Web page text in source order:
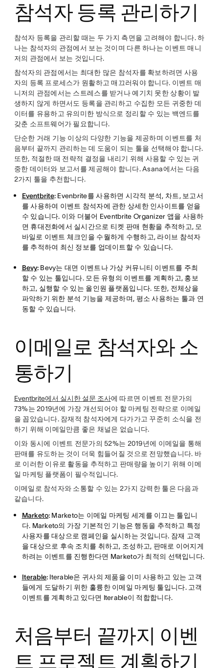
참석자 등록 관리하기
참석자 등록을 관리할 때는 두 가지 측면을 고려해야 합니다. 하
나는 참석자의 관점에서 보는 것이며 다른 하나는 이벤트 매니
저의 관점에서 보는 것입니다.
참석자의 관점에서는 최대한 많은 참석자를 확보하려면 사용
자의 등록 프로세스가 원활하고 매끄러워야 합니다. 이벤트 매
니저의 관점에서는 스트레스를 받거나 예기치 못한 상황이 발
생하지 않게 하면서도 등록을 관리하고 수집한 모든 귀중한 데
이터를 유용하고 유의미한 방식으로 정리할 수 있는 백엔드를
갖춘 소프트웨어가 필요합니다.
단순한 거래 기능 이상의 다양한 기능을 제공하며 이벤트를 처
음부터 끝까지 관리하는 데 도움이 되는 툴을 선택해야 합니다.
또한, 적절한 때 전략적 결정을 내리기 위해 사용할 수 있는 귀
중한 데이터와 보고서를 제공해야 합니다. Asana에서는 다음
2가지 툴을 추천합니다.
Eventbrite: Evenbrite를 사용하면 시각적 분석, 차트, 보고서
를 사용하여 이벤트 참석자에 관한 상세한 인사이트를 얻을
수 있습니다. 이와 더불어 Eventbrite Organizer 앱을 사용하
면 휴대전화에서 실시간으로 티켓 판매 현황을 추적하고, 모
바일로 이벤트 체크인을 수월하게 수행하고, 라이브 참석자
를 추적하여 최신 정보를 업데이트할 수 있습니다.
Bevy: Bevy는 대면 이벤트나 가상 커뮤니티 이벤트를 주최
할 수 있는 툴입니다. 모든 유형의 이벤트를 계획하고, 홍보
하고, 실행할 수 있는 올인원 플랫폼입니다. 또한, 전체상을
파악하기 위한 분석 기능을 제공하며, 평소 사용하는 툴과 연
동할 수 있습니다.
이메일로 참석자와 소
통하기
Eventbrite에서 실시한 설문 조사에 따르면 이벤트 전문가의
73%는 2019년에 가장 개선되어야 할 마케팅 전략으로 이메일
을 꼽았습니다. 잠재적 참석자에게 다가가고 꾸준히 소식을 전
하기 위해 이메일만큼 좋은 채널은 없습니다.
이와 동시에 이벤트 전문가의 52%는 2019년에 이메일을 통해
판매를 유도하는 것이 더욱 힘들어질 것으로 전망했습니다. 바
로 이러한 이유로 활동을 추적하고 판매량을 높이기 위해 이메
일 마케팅 플랫폼이 필수적입니다.
이메일로 참석자와 소통할 수 있는 2가지 강력한 툴은 다음과
같습니다.
Marketo: Marketo는 이메일 마케팅 세계를 이끄는 툴입니
다. Marketo의 가장 기본적인 기능은 행동을 추적하고 특정
사용자를 대상으로 캠페인을 실시하는 것입니다. 잠재 고객
을 대상으로 후속 조치를 취하고, 조성하고, 판매로 이어지게
하려는 이벤트를 진행한다면 Marketo가 최적의 선택입니다.
Iterable: Iterable은 귀사의 제품을 이미 사용하고 있는 고객
들에게 도달하기 위한 훌륭한 이메일 마케팅 툴입니다. 고객
이벤트를 계획하고 있다면 Iterable이 적합합니다.
처음부터 끝까지 이벤
트 프로젝트 계획하기